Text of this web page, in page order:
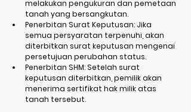
melakukan pengukuran dan pemetaan
tanah yang bersangkutan.
Penerbitan Surat Keputusan: Jika
semua persyaratan terpenuhi, akan
diterbitkan surat keputusan mengenai
persetujuan perubahan status.
Penerbitan SHM: Setelah surat
keputusan diterbitkan, pemilik akan
menerima sertifikat hak milik atas
tanah tersebut.